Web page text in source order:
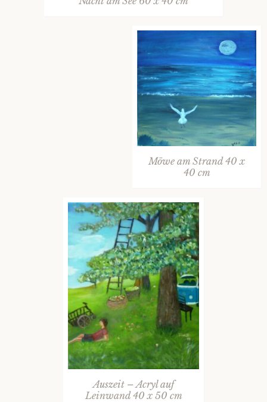
Möwe am Strand 40 x
40 cm
Auszeit – Acryl auf
Leinwand 40 x 50 cm